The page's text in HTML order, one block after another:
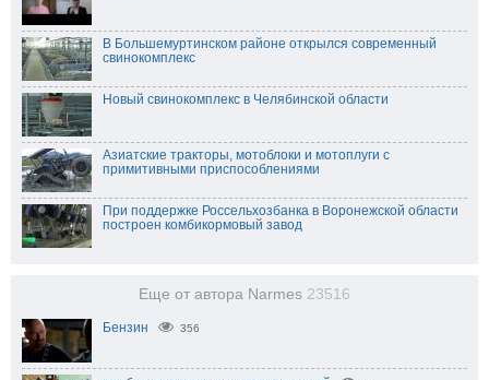
В Большемуртинском районе открылся современный
свинокомплекс
Новый свинокомплекс в Челябинской области
Азиатские тракторы, мотоблоки и мотоплуги с
примитивными приспособлениями
При поддержке Россельхозбанка в Воронежской области
построен комбикормовый завод
Еще от автора Narmes 23516
Бензин 356